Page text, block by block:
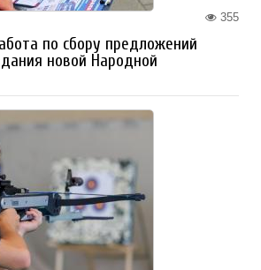
355
по сбору предложений
новой Народной